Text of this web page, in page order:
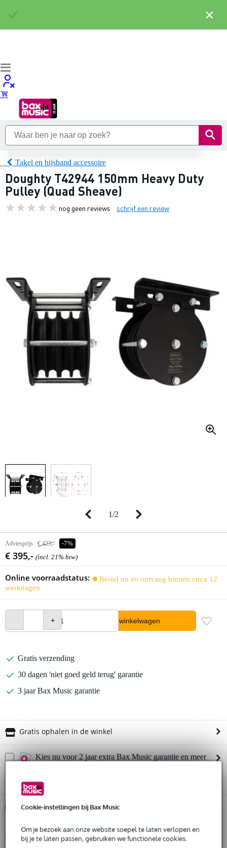
Cookie-instellingen bij Bax Music
Om je bezoek aan onze website soepel te laten verlopen en
bij je te laten passen, gebruiken we functionele cookies.
Takel en hijsband accessoire
Doughty T42944 150mm Heavy Duty
Pulley (Quad Sheave)
nog geen reviews schrijf een review
1/2
Adviesprijs € 423,- -7%
€ 395,- (incl. 21% btw)
Online voorraadstatus:
Bestel nu en ontvang binnen circa 12
werkdagen
In winkelwagen
Gratis verzending
30 dagen 'niet goed geld terug' garantie
3 jaar Bax Music garantie
Gratis ophalen in de winkel
Kies nu voor 2 jaar extra Bax Music garantie en meer
Huur dit product
Huur dit product al vanaf 28 euro per maand
Productinformatie
×